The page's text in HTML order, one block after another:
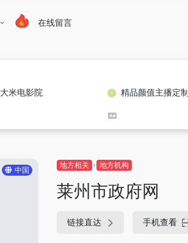
在线留言
大米电影院 精品颜值主播定制
中国
地方相关 地方机构
莱州市政府网
链接直达 手机查看